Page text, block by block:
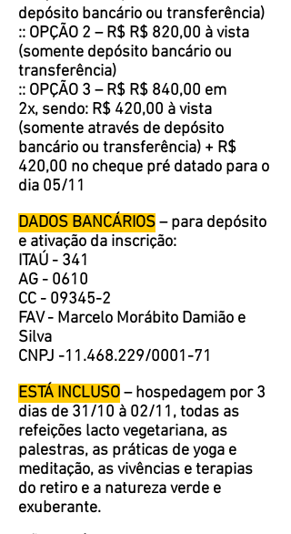
depósito bancário ou transferência)
:: OPÇÃO 2 – R$ R$ 820,00 à vista
(somente depósito bancário ou
transferência)
:: OPÇÃO 3 – R$ R$ 840,00 em
2x, sendo: R$ 420,00 à vista
(somente através de depósito
bancário ou transferência) + R$
420,00 no cheque pré datado para o
dia 05/11
DADOS BANCÁRIOS– para depósito
e ativação da inscrição:
ITAÚ - 341
AG - 0610
CC - 09345-2
FAV - Marcelo Morábito Damião e
Silva
CNPJ -11.468.229/0001-71
ESTÁ INCLUSO– hospedagem por 3
dias de 31/10 à 02/11, todas as
refeições lacto vegetariana, as
palestras, as práticas de yoga e
meditação, as vivências e terapias
do retiro e a natureza verde e
exuberante.